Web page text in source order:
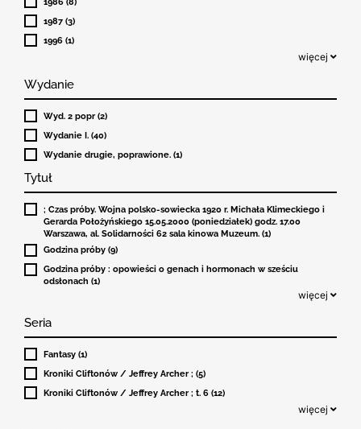
1987 (3)
1996 (1)
więcej
Wydanie
Wyd. 2 popr (2)
Wydanie I. (40)
Wydanie drugie, poprawione. (1)
Tytuł
; Czas próby. Wojna polsko-sowiecka 1920 r. Michała Klimeckiego i
Gerarda Położyńskiego 15.05.2000 (poniedziałek) godz. 17.00
Warszawa, al. Solidarności 62 sala kinowa Muzeum. (1)
Godzina próby (9)
Godzina próby : opowieści o genach i hormonach w sześciu
odsłonach (1)
więcej
Seria
Fantasy (1)
Kroniki Cliftonów / Jeffrey Archer ; (5)
Kroniki Cliftonów / Jeffrey Archer ; t. 6 (12)
więcej